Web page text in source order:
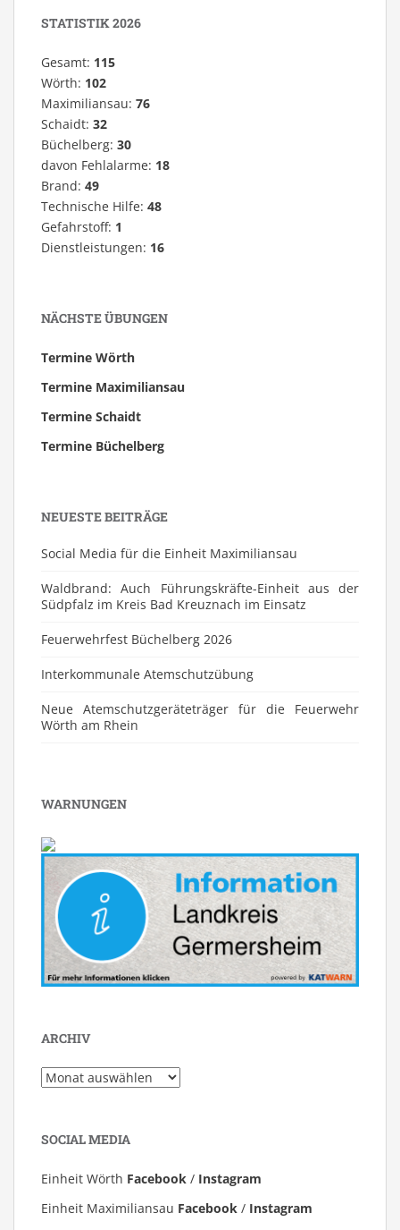
STATISTIK 2026
Gesamt: 115
Wörth: 102
Maximiliansau: 76
Schaidt: 32
Büchelberg: 30
davon Fehlalarme: 18
Brand: 49
Technische Hilfe: 48
Gefahrstoff: 1
Dienstleistungen: 16
NÄCHSTE ÜBUNGEN
Termine Wörth
Termine Maximiliansau
Termine Schaidt
Termine Büchelberg
NEUESTE BEITRÄGE
Social Media für die Einheit Maximiliansau
Waldbrand: Auch Führungskräfte-Einheit aus der
Südpfalz im Kreis Bad Kreuznach im Einsatz
Feuerwehrfest Büchelberg 2026
⁠Interkommunale Atemschutzübung
Neue Atemschutzgeräteträger für die Feuerwehr
Wörth am Rhein
WARNUNGEN
ARCHIV
Archiv
SOCIAL MEDIA
Einheit Wörth Facebook / Instagram
Einheit Maximiliansau Facebook / Instagram